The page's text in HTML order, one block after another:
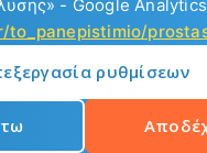
Αθηνών
- Google
ρυθμίσεων